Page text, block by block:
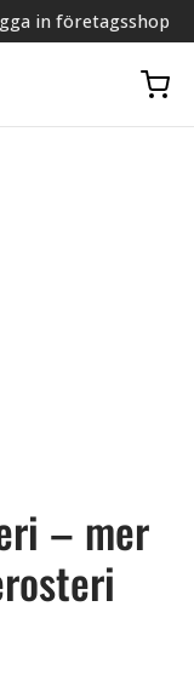
in företagsshop
– mer